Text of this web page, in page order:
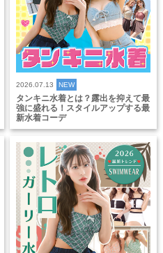
2026.07.13 NEW
タンキニ水着とは？露出を抑えて最
強に盛れる！スタイルアップする最
新水着コーデ